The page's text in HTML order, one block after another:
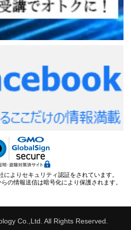
よりセキュリティ認証をされています。
の情報送信は暗号化により保護されます。
Co.,Ltd. All Rights Reserved.